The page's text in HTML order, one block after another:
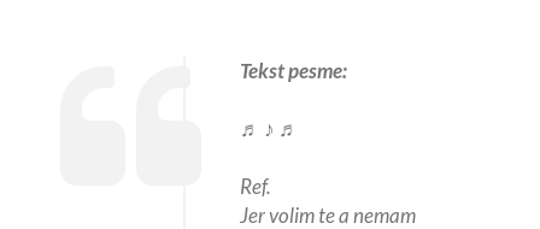
Tekst pesme:
♬ ♪ ♬
Ref.
Jer volim te a nemam